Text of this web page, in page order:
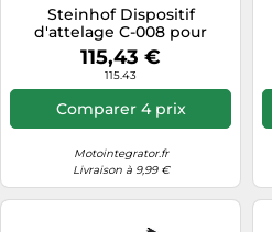
Steinhof Dispositif
d'attelage C-008 pour
Citroën C1, Peugeot 107,
Toyota Aygo
115,43 €
115.43
Comparer 4 prix
Motointegrator.fr
Livraison à 9,99 €